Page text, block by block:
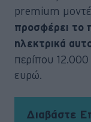
premium
προσφέρει το
ηλεκτρικά
περίπου
ευρώ.
Διαβάστε